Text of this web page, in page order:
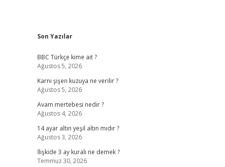
Sidebar
Son Yazılar
BBC Türkçe kime ait ?
Ağustos 5, 2026
Karnı şişen kuzuya ne verilir ?
Ağustos 5, 2026
Avam mertebesi nedir ?
Ağustos 4, 2026
14 ayar altın yeşil altın mıdır ?
Ağustos 3, 2026
İlişkide 3 ay kuralı ne demek ?
Temmuz 30, 2026